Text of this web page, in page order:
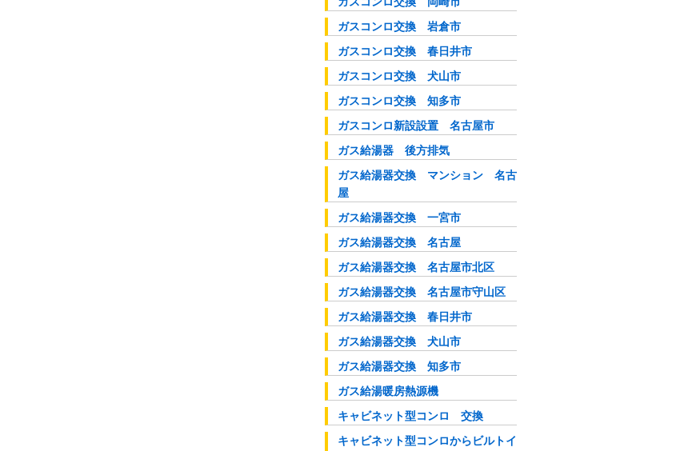
ガスコンロ交換 岩倉市
ガスコンロ交換 春日井市
ガスコンロ交換 犬山市
ガスコンロ交換 知多市
ガスコンロ新設設置 名古屋市
ガス給湯器 後方排気
ガス給湯器交換 マンション 名古
屋
ガス給湯器交換 一宮市
ガス給湯器交換 名古屋
ガス給湯器交換 名古屋市北区
ガス給湯器交換 名古屋市守山区
ガス給湯器交換 春日井市
ガス給湯器交換 犬山市
ガス給湯器交換 知多市
ガス給湯暖房熱源機
キャビネット型コンロ 交換
キャビネット型コンロからビルトイ